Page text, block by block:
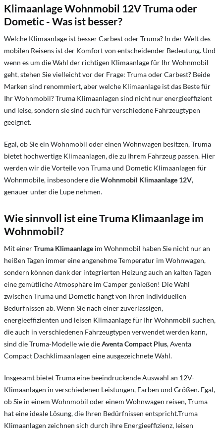
Klimaanlage Wohnmobil 12V Truma oder
Dometic - Was ist besser?
Welche Klimaanlage ist besser Carbest oder Truma? In der Welt des
mobilen Reisens ist der Komfort von entscheidender Bedeutung. Und
wenn es um die Wahl der richtigen Klimaanlage für Ihr Wohnmobil
geht, stehen Sie vielleicht vor der Frage: Truma oder Carbest? Beide
Marken sind renommiert, aber welche Klimaanlage ist das Beste für
Ihr Wohnmobil? Truma Klimaanlagen sind nicht nur energieeffizient
und leise, sondern sie sind auch für verschiedene Fahrzeugtypen
geeignet.
Egal, ob Sie ein Wohnmobil oder einen Wohnwagen besitzen, Truma
bietet hochwertige Klimaanlagen, die zu Ihrem Fahrzeug passen. Hier
werden wir die Vorteile von Truma und Dometic Klimaanlagen für
Wohnmobile, insbesondere dieWohnmobil Klimaanlage 12V,
genauer unter die Lupe nehmen.
Wie sinnvoll ist eine Truma Klimaanlage im
Wohnmobil?
Mit einerTruma Klimaanlage im Wohnmobil haben Sie nicht nur an
heißen Tagen immer eine angenehme Temperatur im Wohnwagen,
sondern können dank der integrierten Heizung auch an kalten Tagen
eine gemütliche Atmosphäre im Camper genießen! Die Wahl
zwischen Truma und Dometic hängt von Ihren individuellen
Bedürfnissen ab. Wenn Sie nach einer zuverlässigen,
energieeffizienten und leisen Klimaanlage für Ihr Wohnmobil suchen,
die auch in verschiedenen Fahrzeugtypen verwendet werden kann,
sind die Truma-Modelle wie dieAventaCompact Plus, Aventa
Compact Dachklimaanlagen eine ausgezeichnete Wahl.
Insgesamt bietet Truma eine beeindruckende Auswahl an 12V-
Klimaanlagen in verschiedenen Leistungen, Farben und Größen. Egal,
ob Sie in einem Wohnmobil oder einem Wohnwagen reisen, Truma
hat eine ideale Lösung, die Ihren Bedürfnissen entspricht.Truma
Klimaanlagen zeichnen sich durch ihre Energieeffizienz, leisen